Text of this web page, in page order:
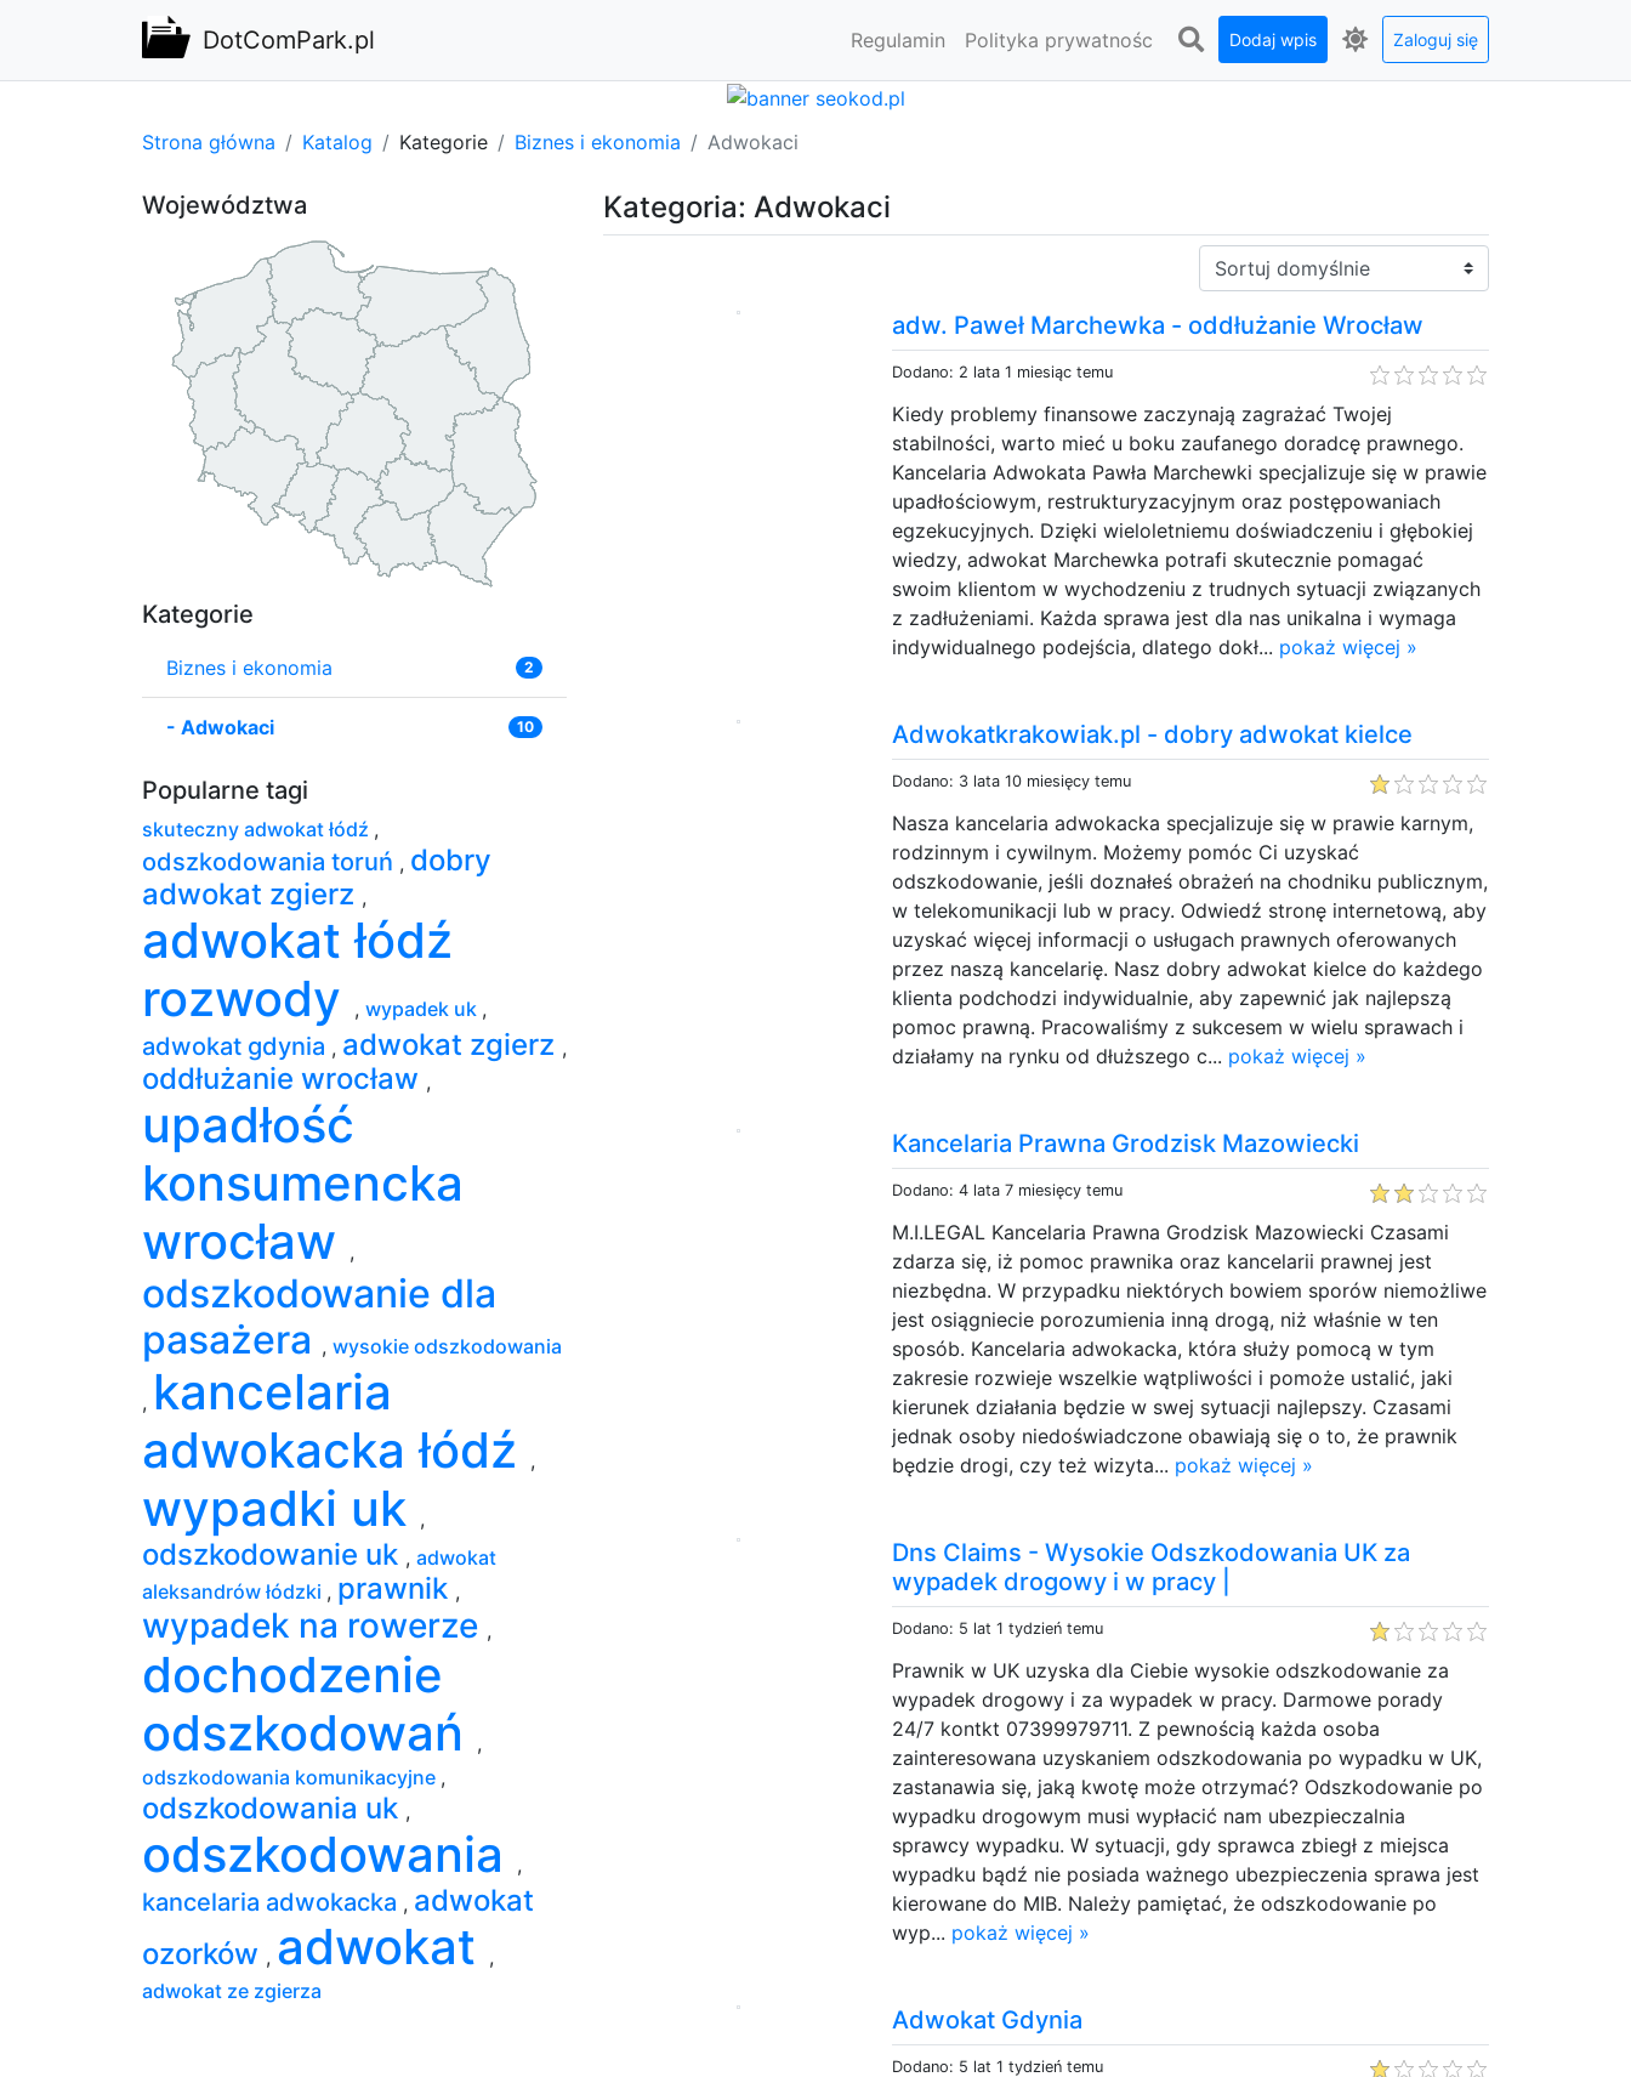
DotComPark.pl Regulamin Polityka prywatnośc Dodaj wpis Zaloguj się
Strona główna Katalog Kategorie Biznes i ekonomia Adwokaci
Kategoria: Adwokaci
Sortuj:
adw. Paweł Marchewka - oddłużanie Wrocław
Dodano: 2 lata 1 miesiąc temu
Kiedy problemy finansowe zaczynają zagrażać Twojej
stabilności, warto mieć u boku zaufanego doradcę prawnego.
Kancelaria Adwokata Pawła Marchewki specjalizuje się w prawie
upadłościowym, restrukturyzacyjnym oraz postępowaniach
egzekucyjnych. Dzięki wieloletniemu doświadczeniu i głębokiej
wiedzy, adwokat Marchewka potrafi skutecznie pomagać
swoim klientom w wychodzeniu z trudnych sytuacji związanych
z zadłużeniami. Każda sprawa jest dla nas unikalna i wymaga
indywidualnego podejścia, dlatego dokł... pokaż więcej »
Adwokatkrakowiak.pl - dobry adwokat kielce
Dodano: 3 lata 10 miesięcy temu
Nasza kancelaria adwokacka specjalizuje się w prawie karnym,
rodzinnym i cywilnym. Możemy pomóc Ci uzyskać
odszkodowanie, jeśli doznałeś obrażeń na chodniku publicznym,
w telekomunikacji lub w pracy. Odwiedź stronę internetową, aby
uzyskać więcej informacji o usługach prawnych oferowanych
przez naszą kancelarię. Nasz dobry adwokat kielce do każdego
klienta podchodzi indywidualnie, aby zapewnić jak najlepszą
pomoc prawną. Pracowaliśmy z sukcesem w wielu sprawach i
działamy na rynku od dłuższego c... pokaż więcej »
Kancelaria Prawna Grodzisk Mazowiecki
Dodano: 4 lata 7 miesięcy temu
M.I.LEGAL Kancelaria Prawna Grodzisk Mazowiecki Czasami
zdarza się, iż pomoc prawnika oraz kancelarii prawnej jest
niezbędna. W przypadku niektórych bowiem sporów niemożliwe
jest osiągniecie porozumienia inną drogą, niż właśnie w ten
sposób. Kancelaria adwokacka, która służy pomocą w tym
zakresie rozwieje wszelkie wątpliwości i pomoże ustalić, jaki
kierunek działania będzie w swej sytuacji najlepszy. Czasami
jednak osoby niedoświadczone obawiają się o to, że prawnik
będzie drogi, czy też wizyta... pokaż więcej »
Dns Claims - Wysokie Odszkodowania UK za
wypadek drogowy i w pracy |
Dodano: 5 lat 1 tydzień temu
Prawnik w UK uzyska dla Ciebie wysokie odszkodowanie za
wypadek drogowy i za wypadek w pracy. Darmowe porady
24/7 kontkt 07399979711. Z pewnością każda osoba
zainteresowana uzyskaniem odszkodowania po wypadku w UK,
zastanawia się, jaką kwotę może otrzymać? Odszkodowanie po
wypadku drogowym musi wypłacić nam ubezpieczalnia
sprawcy wypadku. W sytuacji, gdy sprawca zbiegł z miejsca
wypadku bądź nie posiada ważnego ubezpieczenia sprawa jest
kierowane do MIB. Należy pamiętać, że odszkodowanie po
wyp... pokaż więcej »
Adwokat Gdynia
Dodano: 5 lat 1 tydzień temu
Województwa
Kategorie
Biznes i ekonomia 2
- Adwokaci 10
Popularne tagi
skuteczny adwokat łódź ,
odszkodowania toruń , dobry
adwokat zgierz ,
adwokat łódź
rozwody
, wypadek uk ,
adwokat gdynia , adwokat zgierz ,
oddłużanie wrocław ,
upadłość
konsumencka
wrocław
,
odszkodowanie dla
pasażera , wysokie odszkodowania
, kancelaria
adwokacka łódź
,
wypadki uk ,
odszkodowanie uk , adwokat
aleksandrów łódzki , prawnik ,
wypadek na rowerze ,
dochodzenie
odszkodowań
,
odszkodowania komunikacyjne ,
odszkodowania uk ,
odszkodowania ,
kancelaria adwokacka , adwokat
ozorków , adwokat
,
adwokat ze zgierza